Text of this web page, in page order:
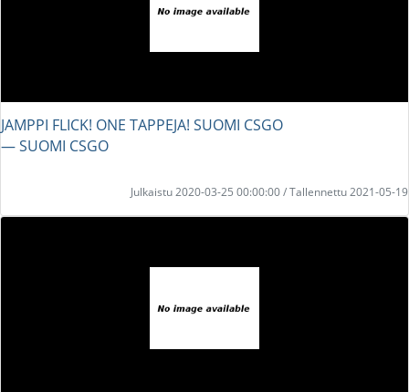
JAMPPI FLICK! ONE TAPPEJA! SUOMI CSGO
― SUOMI CSGO
Julkaistu 2020-03-25 00:00:00 / Tallennettu 2021-05-19